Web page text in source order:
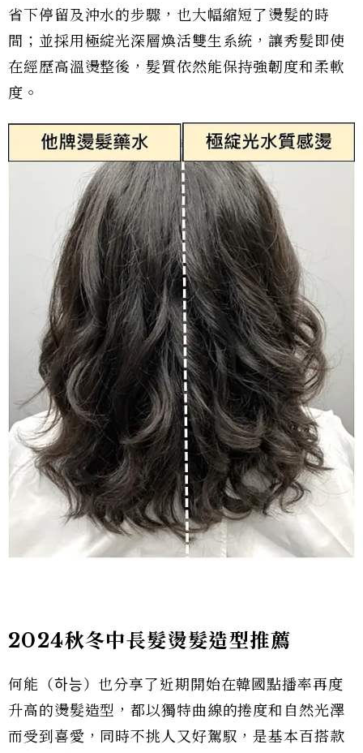
省下停留及沖水的步驟，也大幅縮短了燙髮的時
間；並採用極綻光深層煥活雙生系統，讓秀髮即使
在經歷高溫燙整後，髮質依然能保持強韌度和柔軟
度。
2024秋冬中長髮燙髮造型推薦
何能（하능）也分享了近期開始在韓國點播率再度
升高的燙髮造型，都以獨特曲線的捲度和自然光澤
而受到喜愛，同時不挑人又好駕馭，是基本百搭款